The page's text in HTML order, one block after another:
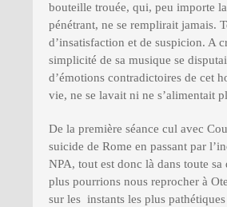
bouteille trouée, qui, peu importe
pénétrant, ne se remplirait jamais.
d’insatisfaction et de suspicion. A
simplicité de sa musique se
d’émotions contradictoires de cet
vie, ne se lavait ni ne s’alimentait
De la première séance cul avec
suicide de Rome en passant par
NPA, tout est donc là dans toute sa
plus pourrions nous reprocher à
sur les instants les plus